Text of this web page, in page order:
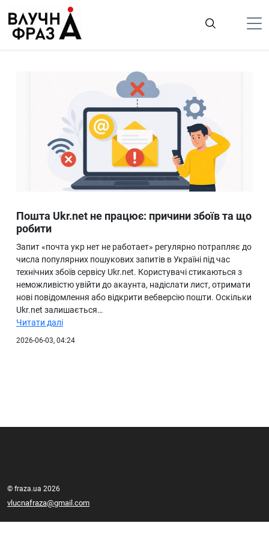
содержимому
Лайфстайл
ТехноНаука
Ukraine
Про нас
Пошта Ukr.net не працює: причини збоїв та що
робити
Запит «почта укр нет не работает» регулярно потрапляє до
числа популярних пошукових запитів в Україні під час
технічних збоїв сервісу Ukr.net. Користувачі стикаються з
неможливістю увійти до акаунта, надіслати лист, отримати
нові повідомлення або відкрити вебверсію пошти. Оскільки
Ukr.net залишається…
Читати далі
2026-06-03, 04:24
© fraza.ua 2026
vlucnafraza@gmail.com